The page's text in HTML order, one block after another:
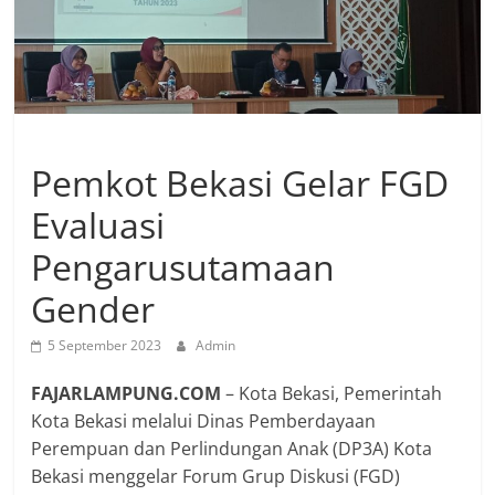
Pemkot Bekasi Gelar FGD
Evaluasi
Pengarusutamaan
Gender
5 September 2023 Admin
FAJARLAMPUNG.COM– Kota Bekasi, Pemerintah
Kota Bekasi melalui Dinas Pemberdayaan
Perempuan dan Perlindungan Anak (DP3A) Kota
Bekasi menggelar Forum Grup Diskusi (FGD)